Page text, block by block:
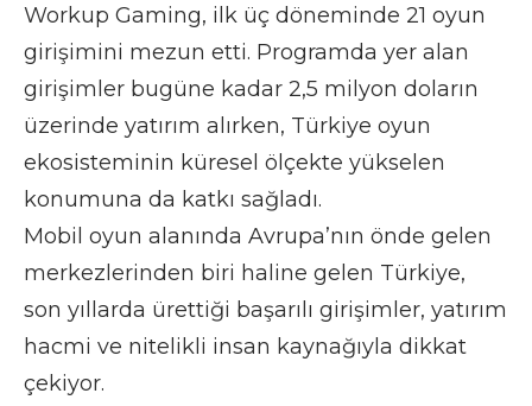
Workup Gaming, ilk üç döneminde 21 oyun
girişimini mezun etti. Programda yer alan
girişimler bugüne kadar 2,5 milyon doların
üzerinde yatırım alırken, Türkiye oyun
ekosisteminin küresel ölçekte yükselen
konumuna da katkı sağladı.
Mobil oyun alanında Avrupa’nın önde gelen
merkezlerinden biri haline gelen Türkiye,
son yıllarda ürettiği başarılı girişimler, yatırım
hacmi ve nitelikli insan kaynağıyla dikkat
çekiyor.